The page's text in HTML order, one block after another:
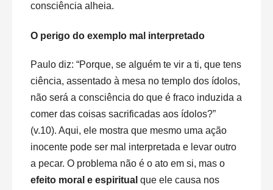
consciência alheia.
O perigo do exemplo mal interpretado
Paulo diz: “Porque, se alguém te vir a ti, que tens
ciência, assentado à mesa no templo dos ídolos,
não será a consciência do que é fraco induzida a
comer das coisas sacrificadas aos ídolos?”
(v.10). Aqui, ele mostra que mesmo uma ação
inocente pode ser mal interpretada e levar outro
a pecar. O problema não é o ato em si, mas o
efeito moral e espiritual que ele causa nos